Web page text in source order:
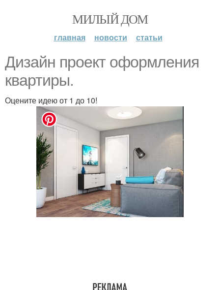
МИЛЫЙ ДОМ
главная новости статьи
Дизайн проект оформления
квартиры.
Оцените идею от 1 до 10!